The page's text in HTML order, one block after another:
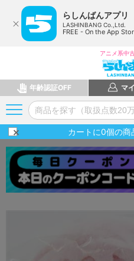
らしんばんアプリ
LASHINBANG Co.,Ltd.
FREE - On the App
アニメ系中
年齢認証OFF マ
カートに0個の商